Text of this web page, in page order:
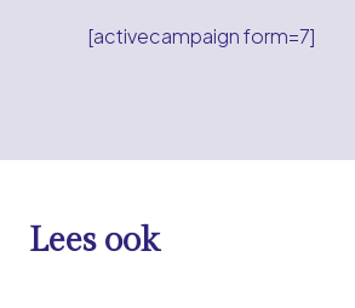
[activecampaign form=7]
Lees ook